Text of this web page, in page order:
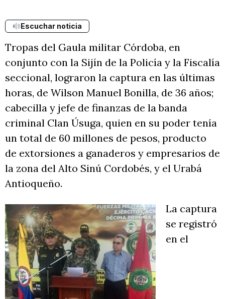
Escuchar noticia
Tropas del Gaula militar Córdoba, en
conjunto con la Sijín de la Policía y la Fiscalía
seccional, lograron la captura en las últimas
horas, de Wilson Manuel Bonilla, de 36 años;
cabecilla y jefe de finanzas de la banda
criminal Clan Úsuga, quien en su poder tenía
un total de 60 millones de pesos, producto
de extorsiones a ganaderos y empresarios de
la zona del Alto Sinú Cordobés, y el Urabá
Antioqueño.
La captura
se registró
en el